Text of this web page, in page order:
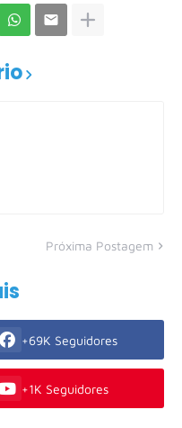
Próxima Postagem
+69K Seguidores
+1K Seguidores